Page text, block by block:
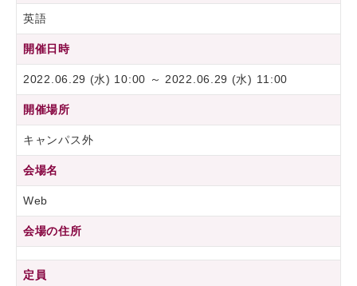
英語
開催日時
2022.06.29 (水) 10:00 ～ 2022.06.29 (水) 11:00
開催場所
キャンパス外
会場名
Web
会場の住所
定員